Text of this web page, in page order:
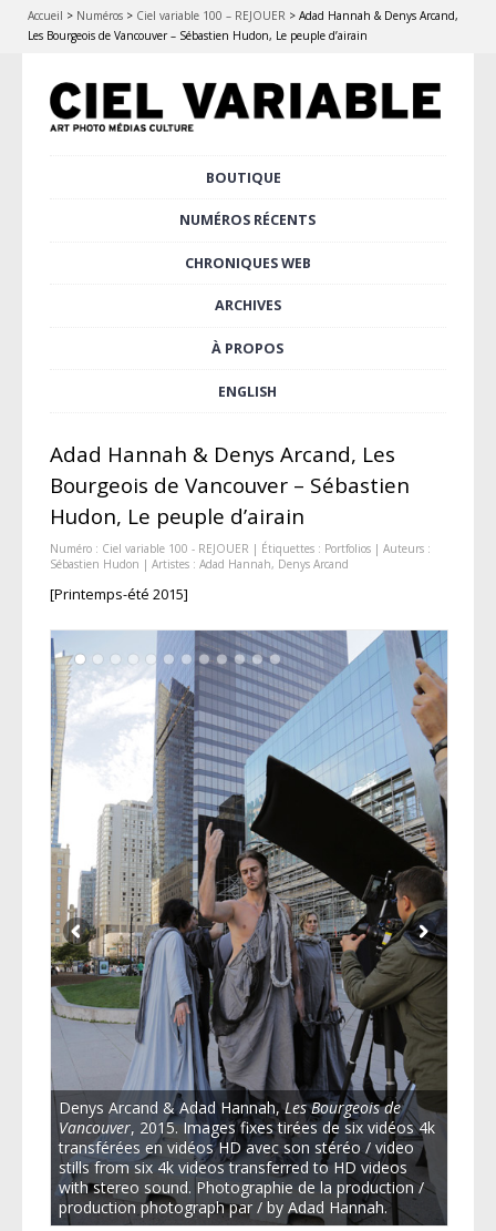
Accueil > Numéros > Ciel variable 100 – REJOUER > Adad Hannah & Denys Arcand,
Les Bourgeois de Vancouver – Sébastien Hudon, Le peuple d’airain
BOUTIQUE
NUMÉROS RÉCENTS
CHRONIQUES WEB
ARCHIVES
À PROPOS
ENGLISH
Adad Hannah & Denys Arcand, Les
Bourgeois de Vancouver – Sébastien
Hudon, Le peuple d’airain
Numéro : Ciel variable 100 - REJOUER | Étiquettes : Portfolios| Auteurs :
Sébastien Hudon | Artistes : Adad Hannah, Denys Arcand
[Printemps-été 2015]
Denys Arcand & Adad Hannah,Les Bourgeois de
Vancouver, 2015. Images fixes tirées de six vidéos 4k
transférées en vidéos HD avec son stéréo / video
stills from six 4k videos transferred to HD videos
with stereo sound. Photographie de la production /
production photograph par / by Adad Hannah.